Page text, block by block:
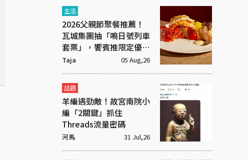
生活
2026父親節聚餐推薦！
瓦城集團抽「鳴日號列車
套票」，饗賓推限定優惠
一次看
Taja 05 Aug,26
話題
羊編遇勁敵！故宮南院小
編「2關鍵」抓住
Threads流量密碼
河馬 31 Jul,26